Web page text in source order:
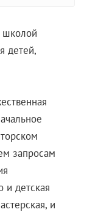
школой
детей,
запросам
и детская
и